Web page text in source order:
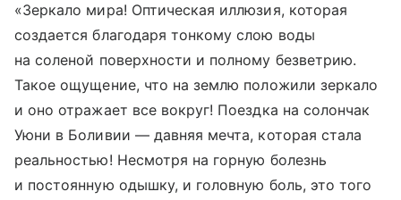
«Зеркало мира! Оптическая иллюзия, которая
создается благодаря тонкому слою воды
на соленой поверхности и полному безветрию.
Такое ощущение, что на землю положили зеркало
и оно отражает все вокруг! Поездка на солончак
Уюни в Боливии — давняя мечта, которая стала
реальностью! Несмотря на горную болезнь
и постоянную одышку, и головную боль, это того